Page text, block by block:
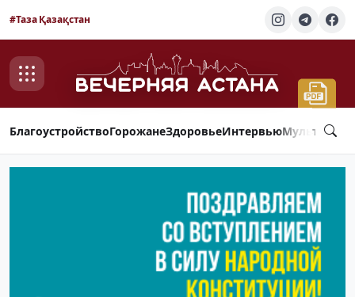
#Таза Қазақстан
БлагоустройствоГорожанеЗдоровьеИнтервью